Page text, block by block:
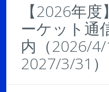
【2026年
ーケット通
内（2026/
2027/3/31）